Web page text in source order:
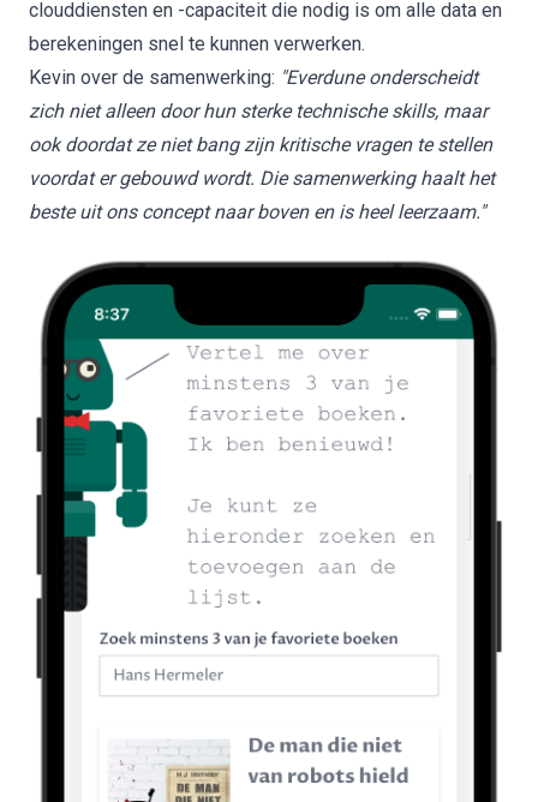
clouddiensten en -capaciteit die nodig is om alle data en
berekeningen snel te kunnen verwerken.
Kevin over de samenwerking: "Everdune onderscheidt
zich niet alleen door hun sterke technische skills, maar
ook doordat ze niet bang zijn kritische vragen te stellen
voordat er gebouwd wordt. Die samenwerking haalt het
beste uit ons concept naar boven en is heel leerzaam."